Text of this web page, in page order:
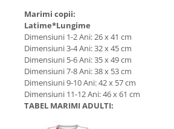
Marimi copii:
Latime*Lungime
Dimensiuni 1-2 Ani: 26 x 41 cm
Dimensiuni 3-4 Ani: 32 x 45 cm
Dimensiuni 5-6 Ani: 35 x 49 cm
Dimensiuni 7-8 Ani: 38 x 53 cm
Dimensiuni 9-10 Ani: 42 x 57 cm
Dimensiuni 11-12 Ani: 46 x 61 cm
TABEL MARIMI ADULTI: